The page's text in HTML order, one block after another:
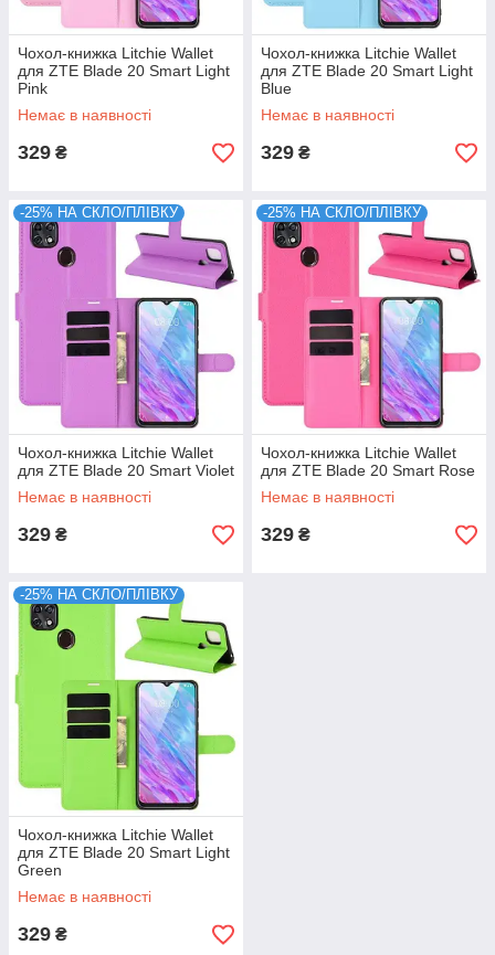
Чохол-книжка Litchie Wallet
для ZTE Blade 20 Smart Light
Pink
Немає в наявності
329 ₴
Чохол-книжка Litchie Wallet
для ZTE Blade 20 Smart Light
Blue
Немає в наявності
329 ₴
-25% НА СКЛО/ПЛІВКУ
Чохол-книжка Litchie Wallet
для ZTE Blade 20 Smart Violet
Немає в наявності
329 ₴
-25% НА СКЛО/ПЛІВКУ
Чохол-книжка Litchie Wallet
для ZTE Blade 20 Smart Rose
Немає в наявності
329 ₴
-25% НА СКЛО/ПЛІВКУ
Чохол-книжка Litchie Wallet
для ZTE Blade 20 Smart Light
Green
Немає в наявності
329 ₴